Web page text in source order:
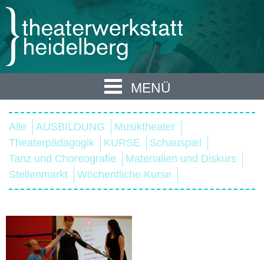
MENÜ
Alle AUSBILDUNG
Musiktheater
Theaterpädagogik
KURSE
Schauspiel
Tanz und Choreografie
Materialien und Diskurs
Stellenmarkt
Wöchentliche Kurse